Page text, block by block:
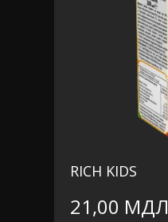
RICH KIDS
21,00 МДЛ